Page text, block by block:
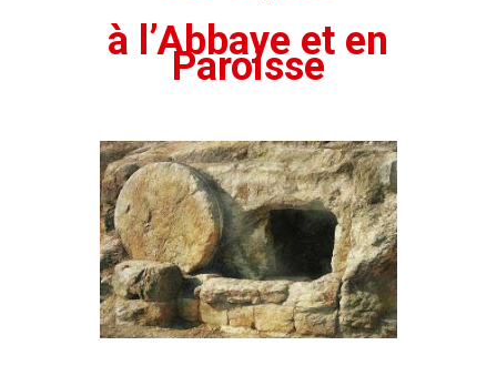
à l’Abbaye et en
Paroisse